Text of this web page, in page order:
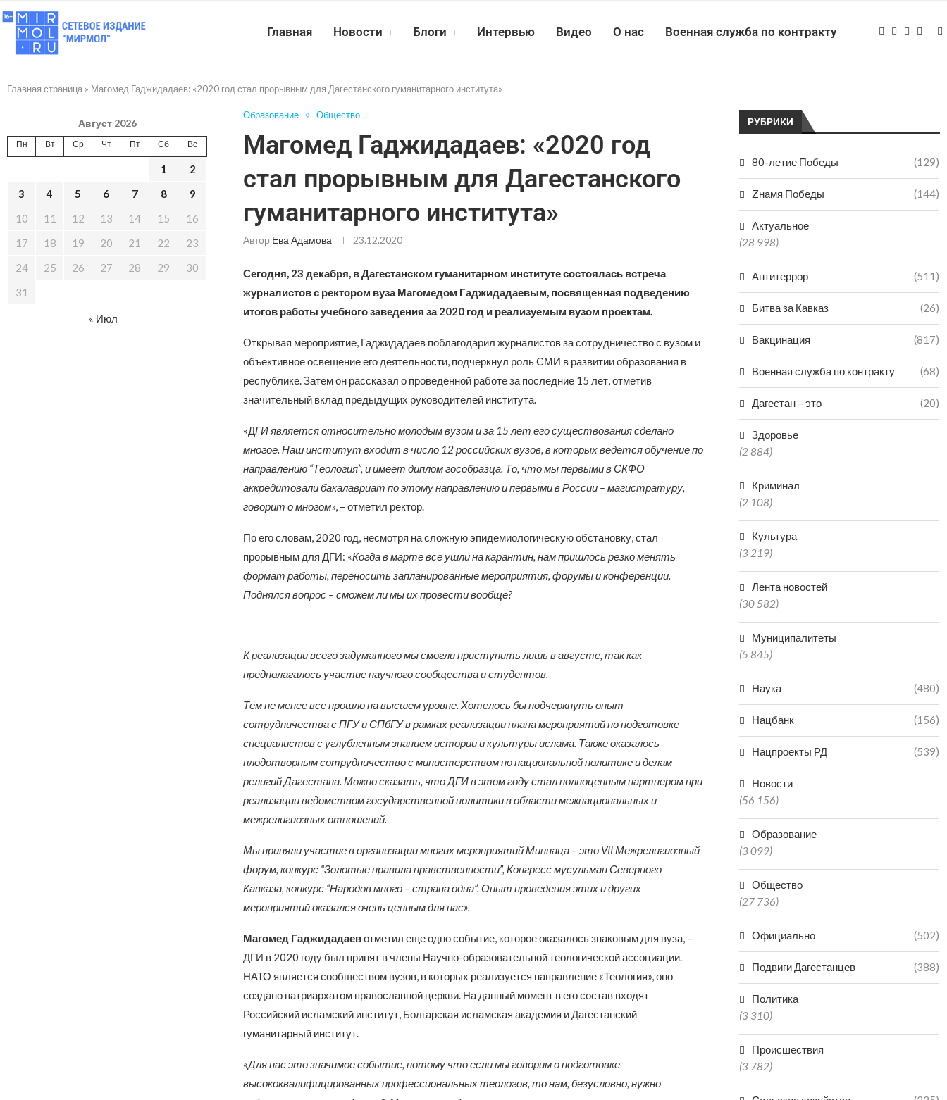
Главная Новости Блоги Интервью Видео О нас Военная служба по контракту
Главная страница » Магомед Гаджидадаев: «2020 год стал прорывным для Дагестанского гуманитарного института»
Образование Общество
Магомед Гаджидадаев: «2020 год
стал прорывным для Дагестанского
гуманитарного института»
Автор Ева Адамова 23.12.2020
Сегодня, 23 декабря, в Дагестанском гуманитарном институте состоялась встреча
журналистов с ректором вуза Магомедом Гаджидадаевым, посвященная подведению
итогов работы учебного заведения за 2020 год и реализуемым вузом проектам.
Открывая мероприятие, Гаджидадаев поблагодарил журналистов за сотрудничество с вузом и
объективное освещение его деятельности, подчеркнул роль СМИ в развитии образования в
республике. Затем он рассказал о проведенной работе за последние 15 лет, отметив
значительный вклад предыдущих руководителей института.
«ДГИ является относительно молодым вузом и за 15 лет его существования сделано
многое. Наш институт входит в число 12 российских вузов, в которых ведется обучение по
направлению “Теология”, и имеет диплом гособразца. То, что мы первыми в СКФО
аккредитовали бакалавриат по этому направлению и первыми в России – магистратуру,
говорит о многом», – отметил ректор.
По его словам, 2020 год, несмотря на сложную эпидемиологическую обстановку, стал
прорывным для ДГИ: «Когда в марте все ушли на карантин, нам пришлось резко менять
формат работы, переносить запланированные мероприятия, форумы и конференции.
Поднялся вопрос – сможем ли мы их провести вообще?
К реализации всего задуманного мы смогли приступить лишь в августе, так как
предполагалось участие научного сообщества и студентов.
Тем не менее все прошло на высшем уровне. Хотелось бы подчеркнуть опыт
сотрудничества с ПГУ и СПбГУ в рамках реализации плана мероприятий по подготовке
специалистов с углубленным знанием истории и культуры ислама. Также оказалось
плодотворным сотрудничество с министерством по национальной политике и делам
религий Дагестана. Можно сказать, что ДГИ в этом году стал полноценным партнером при
реализации ведомством государственной политики в области межнациональных и
межрелигиозных отношений.
Мы приняли участие в организации многих мероприятий Миннаца – это VII Межрелигиозный
форум, конкурс “Золотые правила нравственности”, Конгресс мусульман Северного
Кавказа, конкурс “Народов много – страна одна”. Опыт проведения этих и других
мероприятий оказался очень ценным для нас».
Магомед Гаджидадаевотметил еще одно событие, которое оказалось знаковым для вуза, –
ДГИ в 2020 году был принят в члены Научно-образовательной теологической ассоциации.
НАТО является сообществом вузов, в которых реализуется направление «Теология», оно
создано патриархатом православной церкви. На данный момент в его состав входят
Российский исламский институт, Болгарская исламская академия и Дагестанский
гуманитарный институт.
«Для нас это значимое событие, потому что если мы говорим о подготовке
высококвалифицированных профессиональных теологов, то нам, безусловно, нужно
РУБРИКИ
80-летие Победы (129)
Zнамя Победы (144)
Актуальное
(28 998)
Антитеррор (511)
Битва за Кавказ (26)
Вакцинация (817)
Военная служба по контракту (68)
Дагестан – это (20)
Здоровье
(2 884)
Криминал
(2 108)
Культура
(3 219)
Лента новостей
(30 582)
Муниципалитеты
(5 845)
Наука (480)
Нацбанк (156)
Нацпроекты РД (539)
Новости
(56 156)
Образование
(3 099)
Общество
(27 736)
Официально (502)
Подвиги Дагестанцев (388)
Политика
(3 310)
Происшествия
(3 782)
Август 2026
Пн Вт Ср Чт Пт Сб Вс
1
2
3
4 5 6 7 8
9
10
11 12 13 14 15
16
17
18 19 20 21 22
23
24
25 26 27 28 29
30
31
« Июл